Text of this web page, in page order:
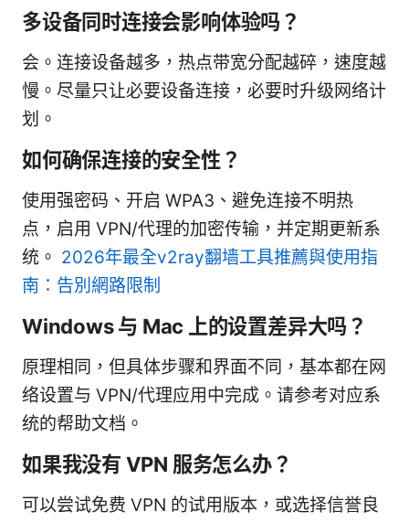
多设备同时连接会影响体验吗？
会。连接设备越多，热点带宽分配越碎，速度越
慢。尽量只让必要设备连接，必要时升级网络计
划。
如何确保连接的安全性？
使用强密码、开启 WPA3、避免连接不明热
点，启用 VPN/代理的加密传输，并定期更新系
统。 2026年最全v2ray翻墙工具推薦與使用指
南：告別網路限制
Windows 与 Mac 上的设置差异大吗？
原理相同，但具体步骤和界面不同，基本都在网
络设置与 VPN/代理应用中完成。请参考对应系
统的帮助文档。
如果我没有 VPN 服务怎么办？
可以尝试免费 VPN 的试用版本，或选择信誉良